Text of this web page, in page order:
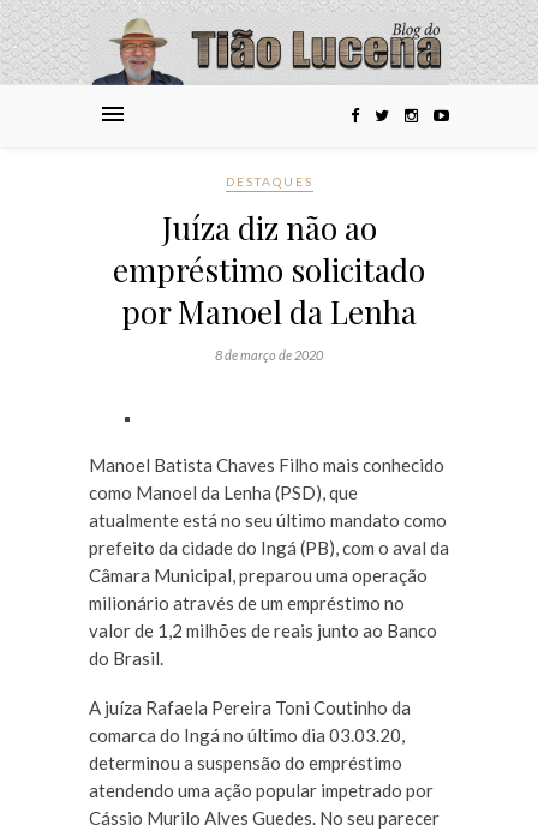
DESTAQUES
Juíza diz não ao
empréstimo solicitado
por Manoel da Lenha
8 de março de 2020
Manoel Batista Chaves Filho mais conhecido
como Manoel da Lenha (PSD), que
atualmente está no seu último mandato como
prefeito da cidade do Ingá (PB), com o aval da
Câmara Municipal, preparou uma operação
milionário através de um empréstimo no
valor de 1,2 milhões de reais junto ao Banco
do Brasil.
A juíza Rafaela Pereira Toni Coutinho da
comarca do Ingá no último dia 03.03.20,
determinou a suspensão do empréstimo
atendendo uma ação popular impetrado por
Cássio Murilo Alves Guedes. No seu parecer